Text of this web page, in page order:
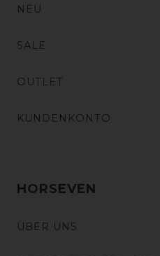
NEU
SALE
OUTLET
KUNDENKONTO
HORSEVEN
ÜBER UNS